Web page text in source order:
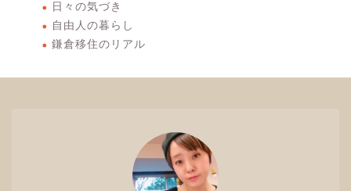
日々の気づき
自由人の暮らし
鎌倉移住のリアル